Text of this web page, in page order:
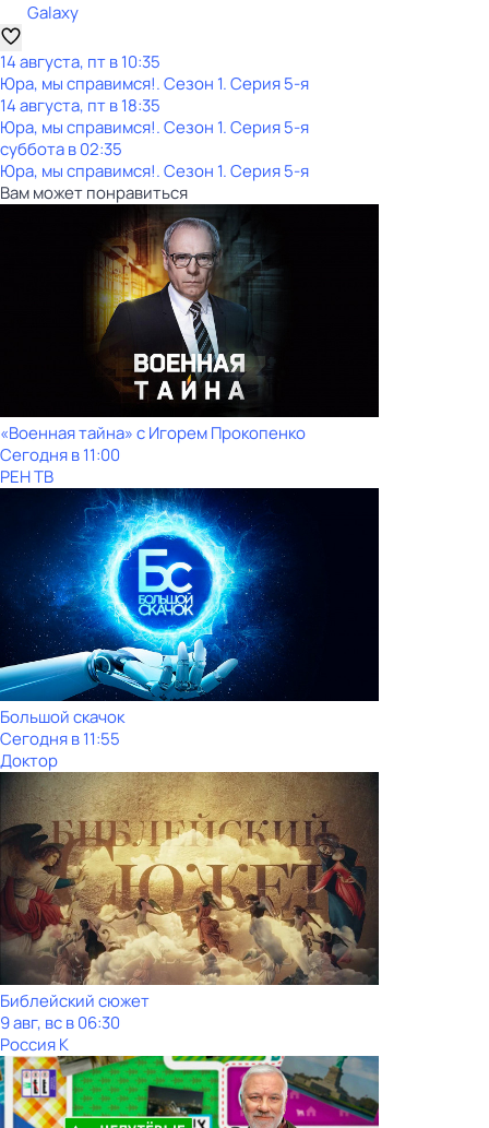
Galaxy
14 августа, пт в 10:35
Юра, мы справимся!. Сезон 1. Серия 5-я
14 августа, пт в 18:35
Юра, мы справимся!. Сезон 1. Серия 5-я
субботав02:35
Юра, мы справимся!. Сезон 1. Серия 5-я
Вам может понравиться
«Военная тайна» с Игорем Прокопенко
Сегодня в 11:00
РЕН ТВ
Большой скачок
Сегодня в 11:55
Доктор
Библейский сюжет
9 авг, вс в 06:30
Россия К